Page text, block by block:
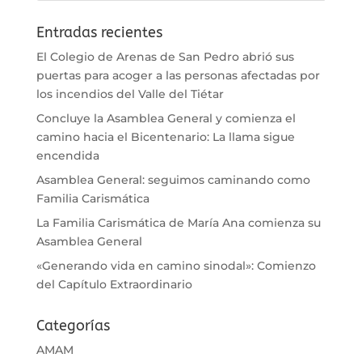
Entradas recientes
El Colegio de Arenas de San Pedro abrió sus
puertas para acoger a las personas afectadas por
los incendios del Valle del Tiétar
Concluye la Asamblea General y comienza el
camino hacia el Bicentenario: La llama sigue
encendida
Asamblea General: seguimos caminando como
Familia Carismática
La Familia Carismática de María Ana comienza su
Asamblea General
«Generando vida en camino sinodal»: Comienzo
del Capítulo Extraordinario
Categorías
AMAM